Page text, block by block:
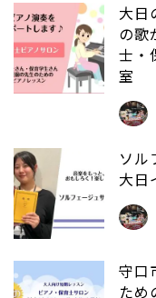
大日
の歌
士・
室
ソル
大日
守口
ため